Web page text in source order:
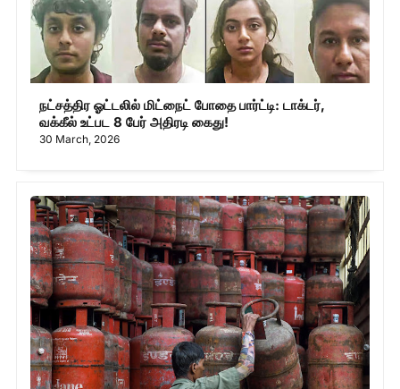
நட்சத்திர ஓட்டலில் மிட்நைட் போதை பார்ட்டி: டாக்டர்,
வக்கீல் உட்பட 8 பேர் அதிரடி கைது!
30 March, 2026